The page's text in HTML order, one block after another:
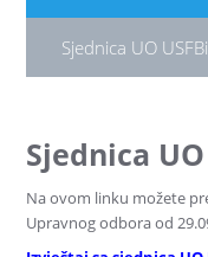
Sjednica UO
Sjednica
Na ovom linku možete
Upravnog odbora od